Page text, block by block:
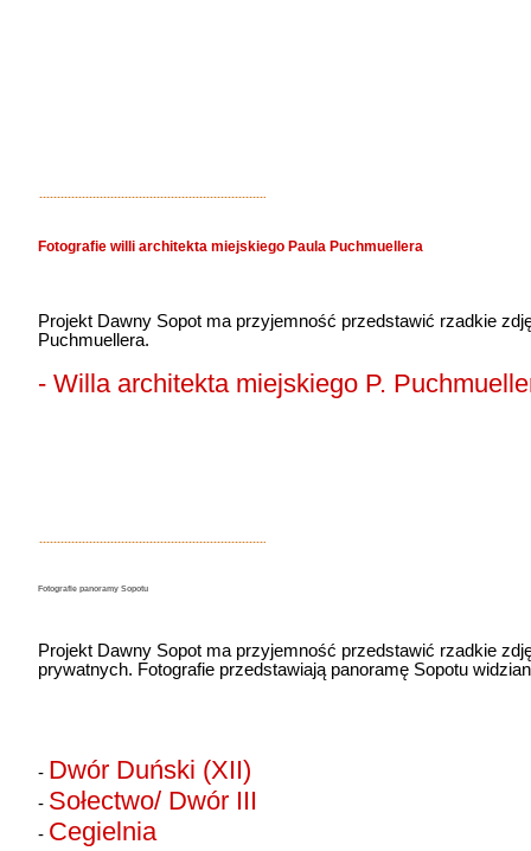
Fotografie willi architekta miejskiego Paula Puchmuellera
Projekt Dawny Sopot ma przyjemność przedstawić rzadkie
Puchmuellera.
- Willa architekta miejskiego P.
Fotografie panoramy Sopotu
Projekt Dawny Sopot ma przyjemność przedstawić rzadkie
prywatnych. Fotografie przedstawiają panoramę Sopotu
- Dwór Duński (XII)
- Sołectwo/ Dwór III
- Cegielnia